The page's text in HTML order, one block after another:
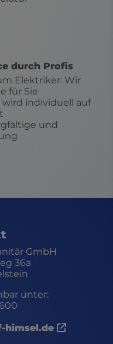
durch Profis
Elektriker: Wir
für Sie
wird individuell auf
und
und
GmbH
36a
unter:
himsel.de